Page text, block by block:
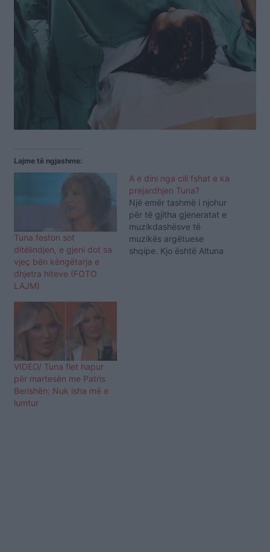
Lajme të ngjashme:
Tuna feston sot
ditëlindjen, e gjeni dot sa
vjeç bën këngëtarja e
dhjetra hiteve (FOTO
LAJM)
A e dini nga cili fshat e ka
prejardhjen Tuna?
Një emër tashmë i njohur
për të gjitha gjeneratat e
muzikdashësve të
muzikës argëtuese
shqipe. Kjo është Altuna
VIDEO/ Tuna flet hapur
për martesën me Patris
Berishën: Nuk isha më e
lumtur